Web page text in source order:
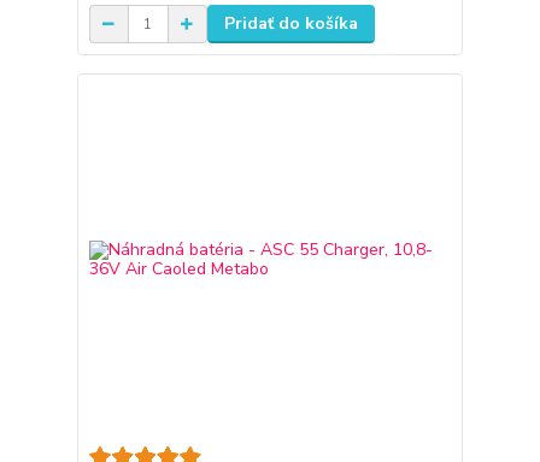
Pridať do košíka